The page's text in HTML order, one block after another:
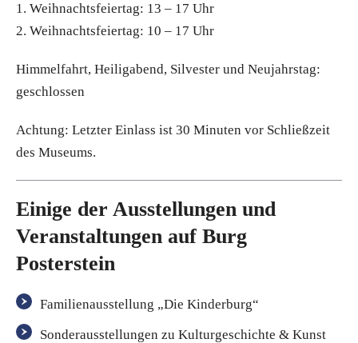
1. Weihnachtsfeiertag: 13 – 17 Uhr
2. Weihnachtsfeiertag: 10 – 17 Uhr
Himmelfahrt, Heiligabend, Silvester und Neujahrstag:
geschlossen
Achtung: Letzter Einlass ist 30 Minuten vor Schließzeit
des Museums.
Einige der Ausstellungen und
Veranstaltungen auf Burg
Posterstein
Familienausstellung „Die Kinderburg“
Sonderausstellungen zu Kulturgeschichte & Kunst